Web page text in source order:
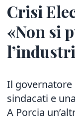
Crisi
«Non si
Il
sindacati e
A Porcia